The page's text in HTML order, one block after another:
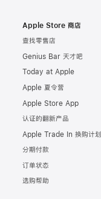
Apple Store 商店
查找零售店
Genius Bar 天才吧
Today at Apple
Apple 夏令营
Apple Store App
认证的翻新产品
Apple Trade In 换购计划
分期付款
订单状态
选购帮助